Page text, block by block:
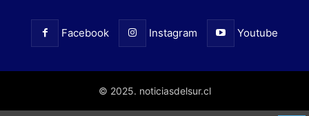
Facebook Instagram Youtube
© 2025. noticiasdelsur.cl